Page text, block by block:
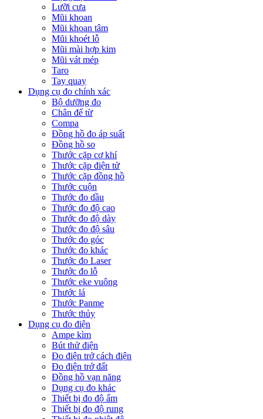
Lưỡi cưa
Mũi khoan
Mũi khoan tâm
Mũi khoét lỗ
Mũi mài hợp kim
Mũi vát mép
Taro
Tay quay
Dụng cụ đo chính xác
Bộ dưỡng đo
Chân đế từ
Compa
Đồng hồ đo áp suất
Đồng hồ so
Thước cặp cơ khí
Thước cặp điện tử
Thước cặp đồng hồ
Thước cuộn
Thước đo dầu
Thước đo độ cao
Thước đo độ dày
Thước đo độ sâu
Thước đo góc
Thước đo khác
Thước đo Laser
Thước đo lỗ
Thước eke vuông
Thước lá
Thước Panme
Thước thủy
Dụng cụ đo điện
Ampe kìm
Bút thử điện
Đo điện trở cách điện
Đo điện trở đất
Đồng hồ vạn năng
Dụng cụ đo khác
Thiết bị đo độ ẩm
Thiết bị đo độ rung